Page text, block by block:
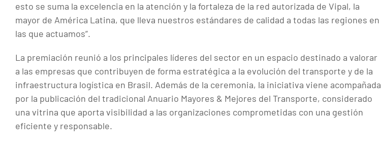
esto se suma la excelencia en la atención y la fortaleza de la red autorizada de Vipal, la
mayor de América Latina, que lleva nuestros estándares de calidad a todas las regiones en
las que actuamos”.
La premiación reunió a los principales líderes del sector en un espacio destinado a valorar
a las empresas que contribuyen de forma estratégica a la evolución del transporte y de la
infraestructura logística en Brasil. Además de la ceremonia, la iniciativa viene acompañada
por la publicación del tradicional Anuario Mayores & Mejores del Transporte, considerado
una vitrina que aporta visibilidad a las organizaciones comprometidas con una gestión
eficiente y responsable.